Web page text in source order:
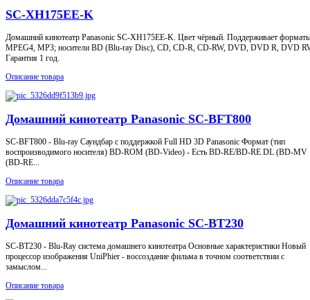
SC-XH175EE-K
Домашний кинотеатр Panasonic SC-XH175EE-K. Цвет чёрный. Поддерживает
MPEG4, MP3; носители BD (Blu-ray Disc), CD, CD-R, CD-RW, DVD, DVD R, DVD
Гарантия 1 год.
Описание товара
Домашний кинотеатр Panasonic SC-BFT800
SC-BFT800 - Blu-ray Саундбар с поддержкой Full HD 3D Panasonic Формат (тип
воспроизводимого носителя) BD-ROM (BD-Video) - Есть BD-RE/BD-RE DL (BD-MV
(BD-RE...
Описание товара
Домашний кинотеатр Panasonic SC-BT230
SC-BT230 - Blu-Ray система домашнего кинотеатра Основные характеристики Новый
процессор изображения UniPhier - воссоздание фильма в точном соответствии с
замыслом...
Описание товара